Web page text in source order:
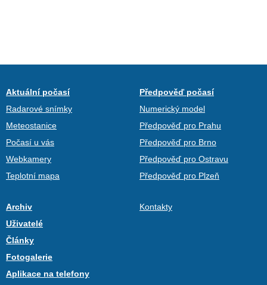
Aktuální počasí
Radarové snímky
Meteostanice
Počasí u vás
Webkamery
Teplotní mapa
Předpověď počasí
Numerický model
Předpověď pro Prahu
Předpověď pro Brno
Předpověď pro Ostravu
Předpověď pro Plzeň
Archiv
Uživatelé
Články
Fotogalerie
Aplikace na telefony
Kontakty